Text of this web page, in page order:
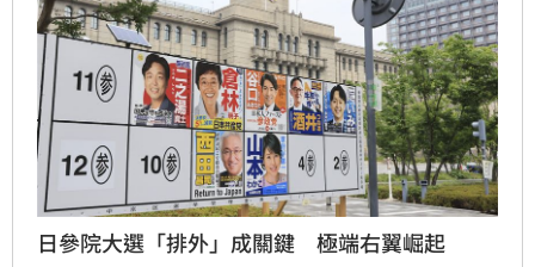
日參院大選「排外」成關鍵 極端右翼崛起